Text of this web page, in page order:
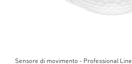
Sensore di movimento - Professional Line